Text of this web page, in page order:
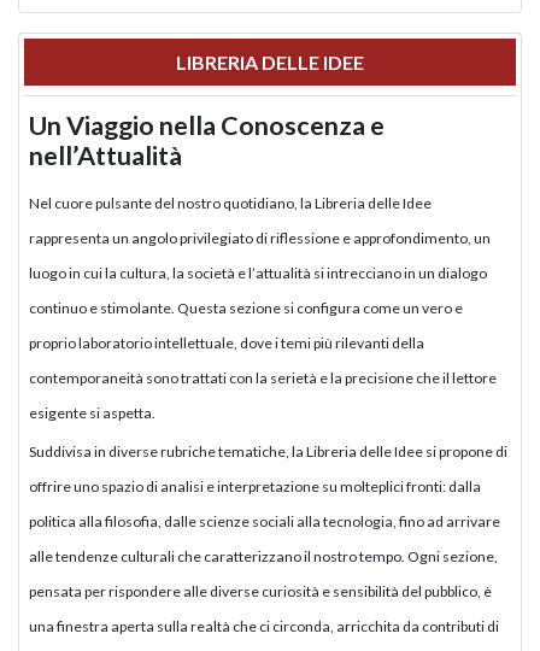
LIBRERIA DELLE IDEE
Un Viaggio nella Conoscenza e
nell’Attualità
Nel cuore pulsante del nostro quotidiano, la Libreria delle Idee
rappresenta un angolo privilegiato di riflessione e approfondimento, un
luogo in cui la cultura, la società e l’attualità si intrecciano in un dialogo
continuo e stimolante. Questa sezione si configura come un vero e
proprio laboratorio intellettuale, dove i temi più rilevanti della
contemporaneità sono trattati con la serietà e la precisione che il lettore
esigente si aspetta.
Suddivisa in diverse rubriche tematiche, la Libreria delle Idee si propone di
offrire uno spazio di analisi e interpretazione su molteplici fronti: dalla
politica alla filosofia, dalle scienze sociali alla tecnologia, fino ad arrivare
alle tendenze culturali che caratterizzano il nostro tempo. Ogni sezione,
pensata per rispondere alle diverse curiosità e sensibilità del pubblico, è
una finestra aperta sulla realtà che ci circonda, arricchita da contributi di